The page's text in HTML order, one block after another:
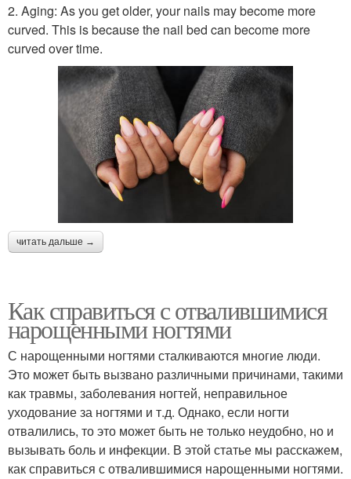
2. Aging: As you get older, your nails may become more
curved. This is because the nail bed can become more
curved over time.
читать дальше →
Как справиться с отвалившимися
нарощенными ногтями
С нарощенными ногтями сталкиваются многие люди.
Это может быть вызвано различными причинами, такими
как травмы, заболевания ногтей, неправильное
уходование за ногтями и т.д. Однако, если ногти
отвалились, то это может быть не только неудобно, но и
вызывать боль и инфекции. В этой статье мы расскажем,
как справиться с отвалившимися нарощенными ногтями.